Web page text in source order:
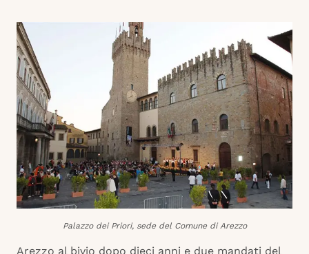
Palazzo dei Priori, sede del Comune di Arezzo
Arezzo al bivio dopo dieci anni e due mandati del